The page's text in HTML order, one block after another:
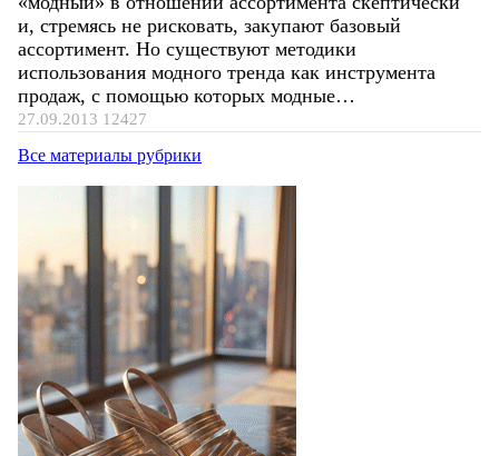
и, стремясь не рисковать, закупают базовый
ассортимент. Но существуют методики
использования модного тренда как инструмента
продаж, с помощью которых модные…
27.09.2013 12427
Все материалы рубрики